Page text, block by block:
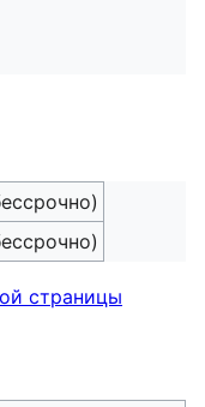
страницы